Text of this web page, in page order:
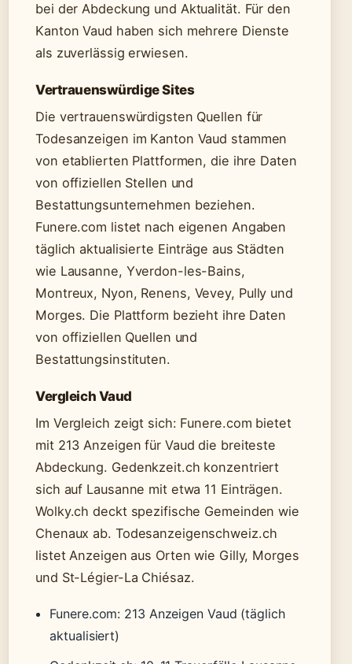
bei der Abdeckung und Aktualität. Für den
Kanton Vaud haben sich mehrere Dienste
als zuverlässig erwiesen.
Vertrauenswürdige Sites
Die vertrauenswürdigsten Quellen für
Todesanzeigen im Kanton Vaud stammen
von etablierten Plattformen, die ihre Daten
von offiziellen Stellen und
Bestattungsunternehmen beziehen.
Funere.com listet nach eigenen Angaben
täglich aktualisierte Einträge aus Städten
wie Lausanne, Yverdon-les-Bains,
Montreux, Nyon, Renens, Vevey, Pully und
Morges. Die Plattform bezieht ihre Daten
von offiziellen Quellen und
Bestattungsinstituten.
Vergleich Vaud
Im Vergleich zeigt sich: Funere.com bietet
mit 213 Anzeigen für Vaud die breiteste
Abdeckung. Gedenkzeit.ch konzentriert
sich auf Lausanne mit etwa 11 Einträgen.
Wolky.ch deckt spezifische Gemeinden wie
Chenaux ab. Todesanzeigenschweiz.ch
listet Anzeigen aus Orten wie Gilly, Morges
und St-Légier-La Chiésaz.
Funere.com: 213 Anzeigen Vaud (täglich
aktualisiert)